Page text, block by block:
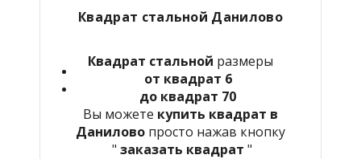
Квадрат стальной Данилово
Квадрат стальной размеры
от квадрат 6
до квадрат 70
Вы можете купить квадрат в
Данилово просто нажав кнопку
" заказать квадрат "